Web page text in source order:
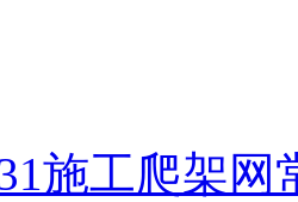
施工爬架网